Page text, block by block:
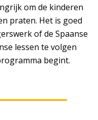
om de kinderen
praten. Het is goed
of de Spaanse
lessen te volgen
begint.